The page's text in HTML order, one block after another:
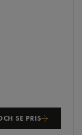
SE PRIS